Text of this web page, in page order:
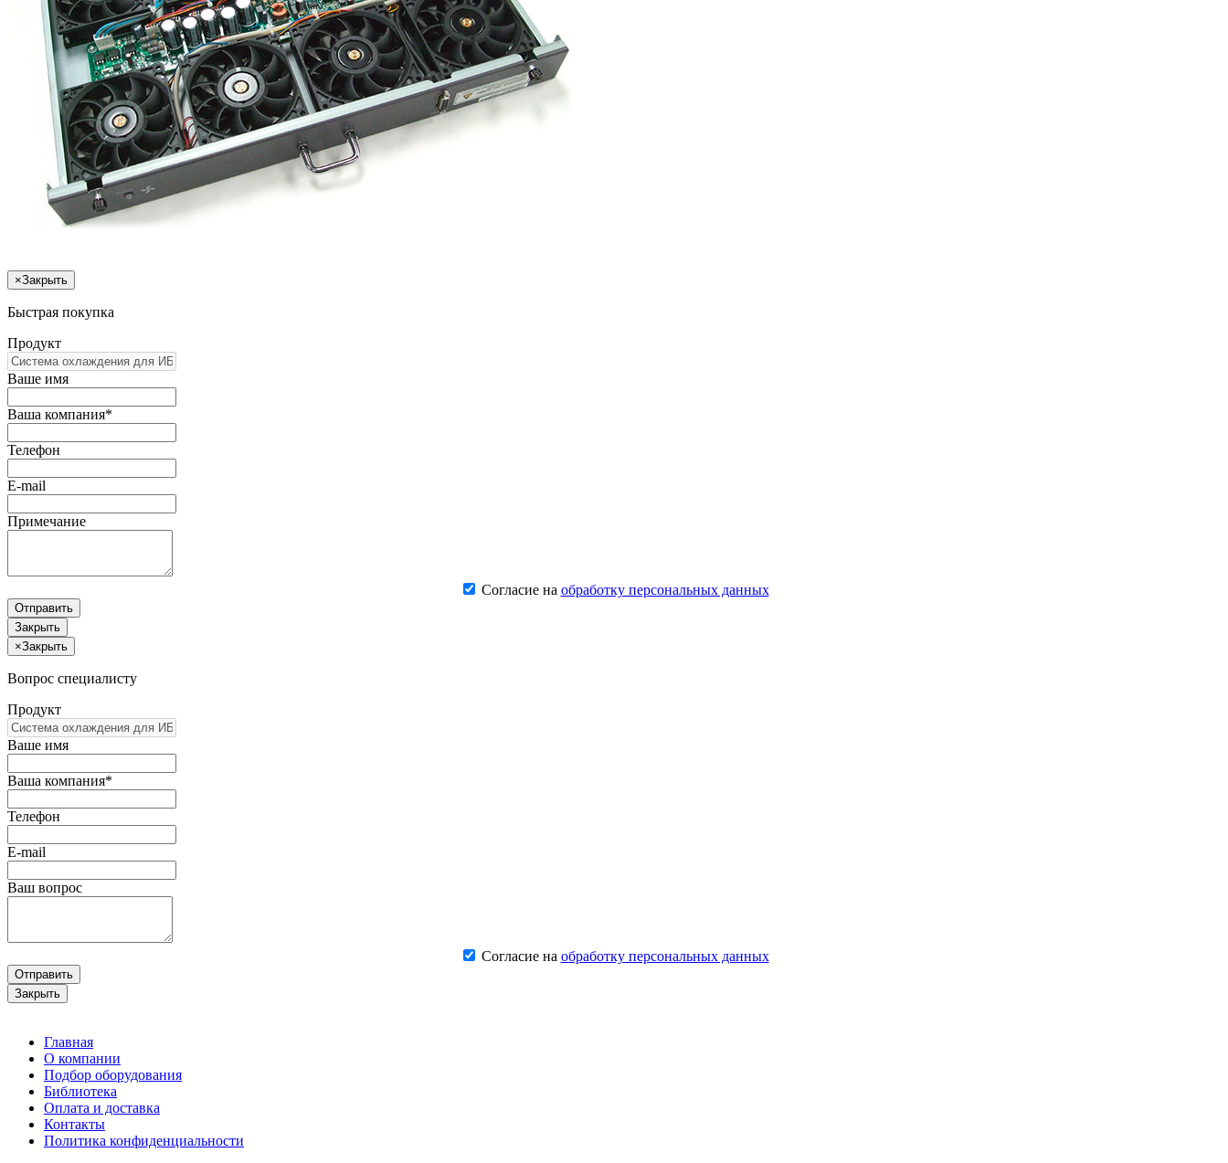
×Закрыть
Быстрая покупка
Продукт
Ваше имя
Ваша компания*
Телефон
E-mail
Примечание
Согласие на обработку персональных данных
Отправить
Закрыть
×Закрыть
Вопрос специалисту
Продукт
Ваше имя
Ваша компания*
Телефон
E-mail
Ваш вопрос
Согласие на обработку персональных данных
Отправить
Закрыть
Главная
О компании
Подбор оборудования
Библиотека
Оплата и доставка
Контакты
Политика конфиденциальности